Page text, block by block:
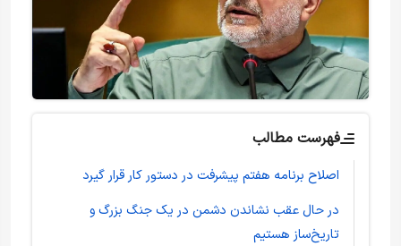
فهرست مطالب
اصلاح برنامه هفتم پیشرفت در دستور کار قرار گیرد
در حال عقب نشاندن دشمن در یک جنگ بزرگ و
تاریخ‌ساز هستیم